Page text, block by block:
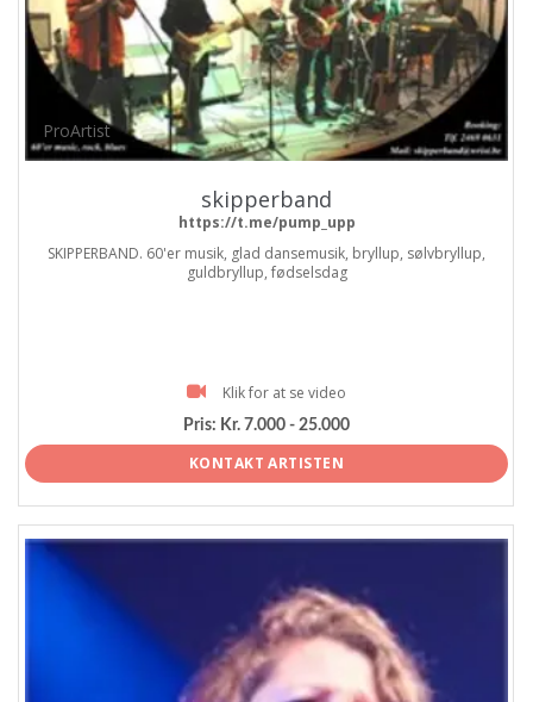
ProArtist
skipperband
https://t.me/pump_upp
SKIPPERBAND. 60'er musik, glad dansemusik, bryllup, sølvbryllup,
guldbryllup, fødselsdag
Klik for at se video
Pris: Kr. 7.000 - 25.000
KONTAKT ARTISTEN